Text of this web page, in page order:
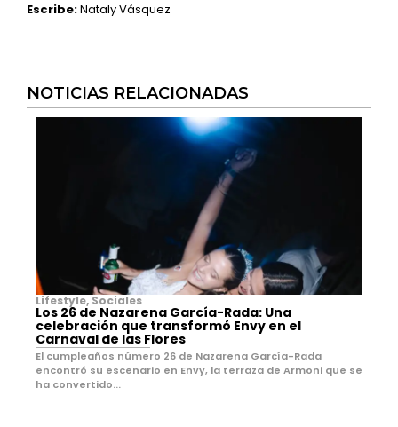
Escribe:Nataly Vásquez
NOTICIAS RELACIONADAS
Lifestyle, Sociales
Los 26 de Nazarena García-Rada: Una
celebración que transformó Envy en el
Carnaval de las Flores
El cumpleaños número 26 de Nazarena García-Rada
encontró su escenario en Envy, la terraza de Armoni que se
ha convertido...